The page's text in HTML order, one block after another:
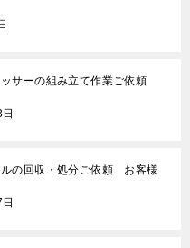
ッサーの組み立て作業ご依頼
ルの回収・処分ご依頼 お客様